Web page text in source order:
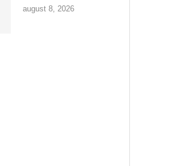
august 8, 2026